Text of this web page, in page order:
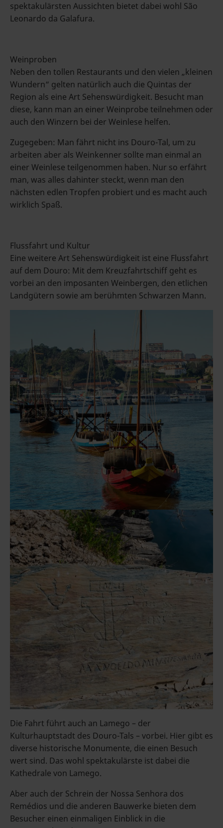
spektakulärsten Aussichten bietet dabei wohl São
Leonardo da Galafura.
Weinproben
Neben den tollen Restaurants und den vielen „kleinen
Wundern“ gelten natürlich auch die Quintas der
Region als eine Art Sehenswürdigkeit. Besucht man
diese, kann man an einer Weinprobe teilnehmen oder
auch den Winzern bei der Weinlese helfen.
Zugegeben: Man fährt nicht ins Douro-Tal, um zu
arbeiten aber als Weinkenner sollte man einmal an
einer Weinlese teilgenommen haben. Nur so erfährt
man, was alles dahinter steckt, wenn man den
nächsten edlen Tropfen probiert und es macht auch
wirklich Spaß.
Flussfahrt und Kultur
Eine weitere Art Sehenswürdigkeit ist eine Flussfahrt
auf dem Douro: Mit dem Kreuzfahrtschiff geht es
vorbei an den imposanten Weinbergen, den etlichen
Landgütern sowie am berühmten Schwarzen Mann.
Die Fahrt führt auch an Lamego – der
Kulturhauptstadt des Douro-Tals – vorbei. Hier gibt es
diverse historische Monumente, die einen Besuch
wert sind. Das wohl spektakulärste ist dabei die
Kathedrale von Lamego.
Aber auch der Schrein der Nossa Senhora dos
Remédios und die anderen Bauwerke bieten dem
Besucher einen einmaligen Einblick in die